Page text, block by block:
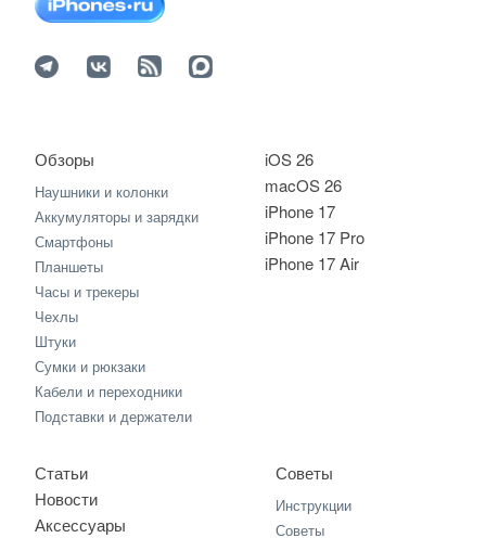
iOS 26
macOS 26
iPhone 17
iPhone 17 Pro
iPhone 17 Air
Обзоры
Наушники и колонки
Аккумуляторы и зарядки
Смартфоны
Планшеты
Часы и трекеры
Чехлы
Штуки
Сумки и рюкзаки
Кабели и переходники
Подставки и держатели
Статьи
Новости
Аксессуары
Советы
Инструкции
Советы